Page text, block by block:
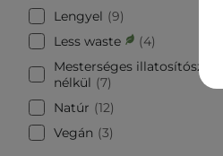
Lengyel
9
Less waste
4
Mesterséges illatosítószerek
nélkül
7
Natúr
12
Vegán
3